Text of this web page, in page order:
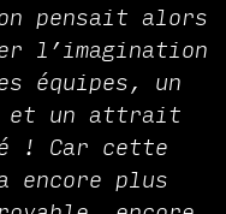
pensait alors
l’imagination
équipes, un
et un attrait
! Car cette
encore plus